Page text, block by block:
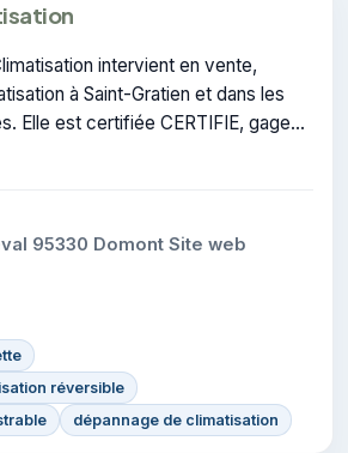
intervient en vente,
à Saint-Gratien et dans les
Elle est certifiée CERTIFIE, gage
interventions réalisées.
95330 Domont Site web
réversible
dépannage de climatisation